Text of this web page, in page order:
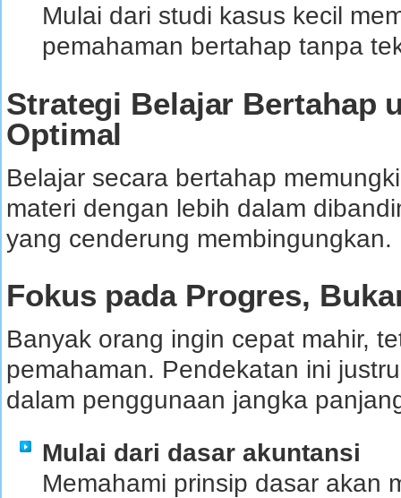
Mulai dari studi kasus kecil
pemahaman bertahap tanpa
Strategi Belajar Bertahap
Optimal
Belajar secara bertahap
materi dengan lebih dalam
yang cenderung membingungkan.
Fokus pada Progres,
Banyak orang ingin cepat mahir,
pemahaman. Pendekatan ini
dalam penggunaan jangka
Mulai dari dasar akuntansi
Memahami prinsip dasar akan